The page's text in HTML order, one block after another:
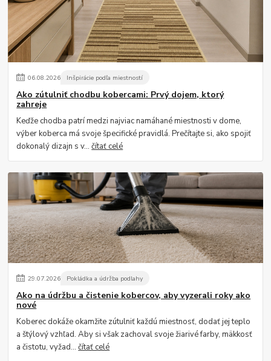
06.08.2026 Inšpirácie podľa miestností
Ako zútulniť chodbu kobercami: Prvý dojem, ktorý
zahreje
Keďže chodba patrí medzi najviac namáhané miestnosti v dome,
výber koberca má svoje špecifické pravidlá. Prečítajte si, ako spojiť
dokonalý dizajn s v...čítať celé
29.07.2026 Pokládka a údržba podlahy
Ako na údržbu a čistenie kobercov, aby vyzerali roky ako
nové
Koberec dokáže okamžite zútulniť každú miestnosť, dodať jej teplo
a štýlový vzhľad. Aby si však zachoval svoje žiarivé farby, mäkkosť
a čistotu, vyžad...čítať celé